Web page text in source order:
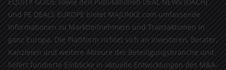
und PE DEALS EUROPE bietet MAJUNKE.com umfassende
Informationen zu Marktteilnehmern und Transaktionen in
ganz Europa. Die Plattform richtet sich an Investoren, Berater,
Kanzleien und weitere Akteure der Beteiligungsbranche und
liefert fundierte Einblicke in aktuelle Entwicklungen des M&A-